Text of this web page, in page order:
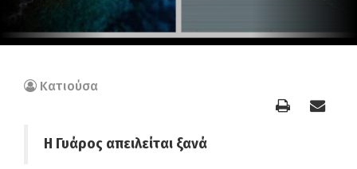
Κατιούσα
Η Γυάρος απειλείται ξανά